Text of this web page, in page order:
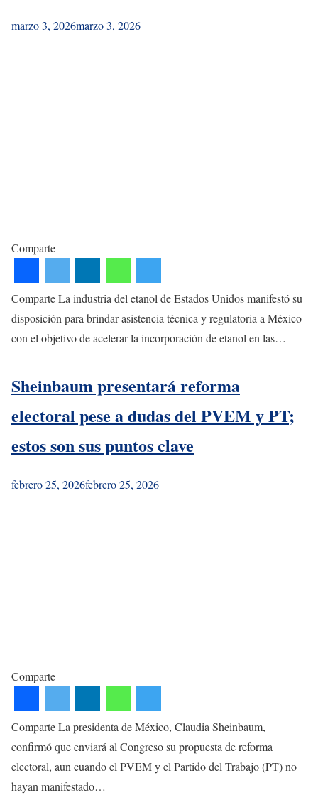
marzo 3, 2026marzo 3, 2026
Comparte
Comparte La industria del etanol de Estados Unidos manifestó su
disposición para brindar asistencia técnica y regulatoria a México
con el objetivo de acelerar la incorporación de etanol en las…
Sheinbaum presentará reforma
electoral pese a dudas del PVEM y PT;
estos son sus puntos clave
febrero 25, 2026febrero 25, 2026
Comparte
Comparte La presidenta de México, Claudia Sheinbaum,
confirmó que enviará al Congreso su propuesta de reforma
electoral, aun cuando el PVEM y el Partido del Trabajo (PT) no
hayan manifestado…